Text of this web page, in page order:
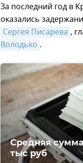
За последний год в
оказались
Сергея Писарева ,
Володько .
Средняя
тыс руб